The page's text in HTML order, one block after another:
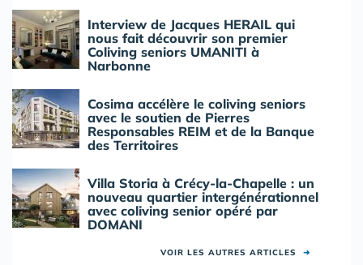
Interview de Jacques HERAIL qui
nous fait découvrir son premier
Coliving seniors UMANITI à
Narbonne
Cosima accélère le coliving seniors
avec le soutien de Pierres
Responsables REIM et de la Banque
des Territoires
Villa Storia à Crécy-la-Chapelle : un
nouveau quartier intergénérationnel
avec coliving senior opéré par
DOMANI
VOIR LES AUTRES ARTICLES ➜